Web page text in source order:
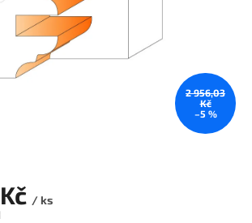
2 956,03
Kč
–5 %
/ ks